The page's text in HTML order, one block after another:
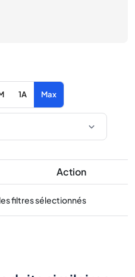
1A Max
Action
filtres sélectionnés